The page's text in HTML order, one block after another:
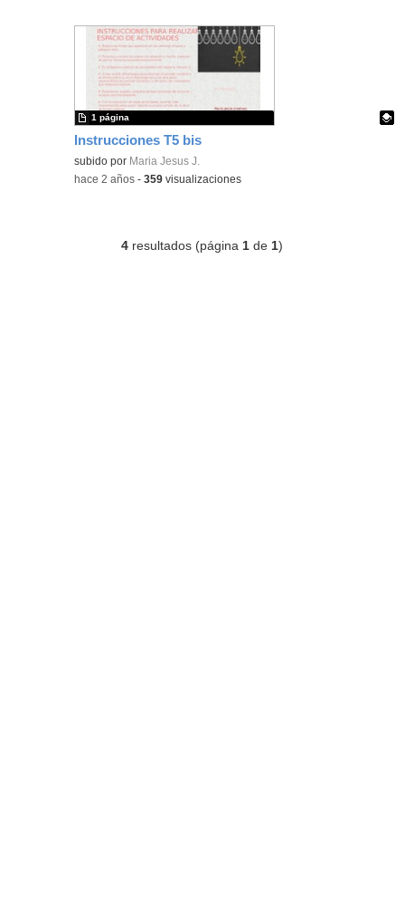
Instrucciones T5 bis
Contenido educativo.
subido por Maria Jesus J.
1 página
-hace 2 años -359 visualizaciones
4 resultados (página 1 de 1)